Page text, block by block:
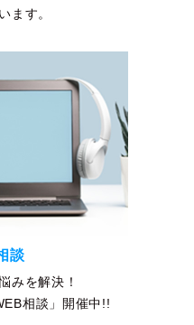
ます。
談
みを解決！
相談」開催中!!